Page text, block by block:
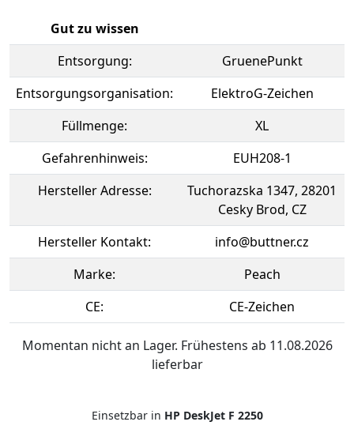
Gut zu wissen
Entsorgung:
GruenePunkt
Entsorgungsorganisation:
ElektroG-Zeichen
Füllmenge:
XL
Gefahrenhinweis:
EUH208-1
Hersteller Adresse:
Tuchorazska 1347, 28201
Cesky Brod, CZ
Hersteller Kontakt:
info@buttner.cz
Marke:
Peach
CE:
CE-Zeichen
Momentan nicht an Lager. Frühestens ab 11.08.2026
lieferbar
Einsetzbar in HP DeskJet F 2250